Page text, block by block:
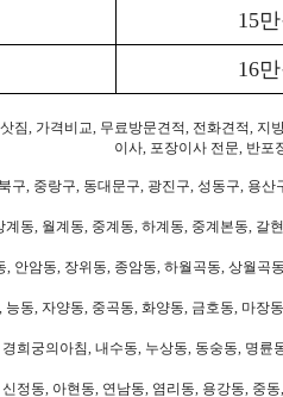
15
16
짐, 가격비교, 무료방문견적, 전화견적,
이사, 포장이사 전문, 반포
구, 중랑구, 동대문구, 광진구, 성동구, 용
동, 월계동, 중계동, 하계동, 중계본동,
안암동, 장위동, 종암동, 하월곡동, 상월
동, 자양동, 중곡동, 화양동, 금호동, 마
희궁의아침, 내수동, 누상동, 동숭동, 명
정동, 아현동, 연남동, 염리동, 용강동, 중